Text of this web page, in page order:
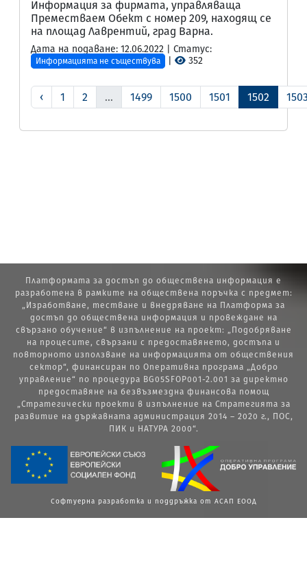
Информация за фирмата, управляваща
Преместваем Обект с номер 209, находящ се
на площад Лаврентий, град Варна.
Дата на подаване: 12.06.2022 | Статус:
Информацията не съществува 352
‹ 1 2 ... 1499 1500 1501 1502
Платформата за достъп до обществена информация е
разработена в рамките на обществена поръчка с предмет:
„Изработване, тестване и внедряване на Платформа за
достъп до обществена информация и провеждане на
свързано обучение“ в изпълнение на проект: „Подобряване
на процесите, свързани с предоставянето, достъпа и
повторното използване на информацията от обществения
сектор“, финансиран по Оперативна програма „Добро
управление“ по процедура BG05SFOP001-2.001 за директно
предоставяне на безвъзмездна финансова помощ
„Стратегически проекти в изпълнение на Стратегията за
развитие на държавната администрация 2014 – 2020 г., ПОС,
ПИК и НАТУРА 2000“.
Софтуерна разработка и поддръжка от АСАП ЕООД